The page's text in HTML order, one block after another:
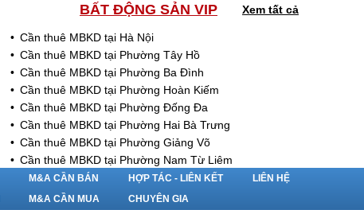
BẤT ĐỘNG SẢN VIP Xem tất cả
Cần thuê MBKD tại Hà Nội
Cần thuê MBKD tại Phường Tây Hồ
Cần thuê MBKD tại Phường Ba Đình
Cần thuê MBKD tại Phường Hoàn Kiếm
Cần thuê MBKD tại Phường Đống Đa
Cần thuê MBKD tại Phường Hai Bà Trưng
Cần thuê MBKD tại Phường Giảng Võ
Cần thuê MBKD tại Phường Nam Từ Liêm
Cần thuê MBKD tại Phường Cầu Giấy
Cần thuê MBKD tại Phường Thanh Xuân
M&A CẦN BÁN
M&A CẦN MUA
HỢP TÁC - LIÊN KẾT
CHUYÊN GIA
LIÊN HỆ